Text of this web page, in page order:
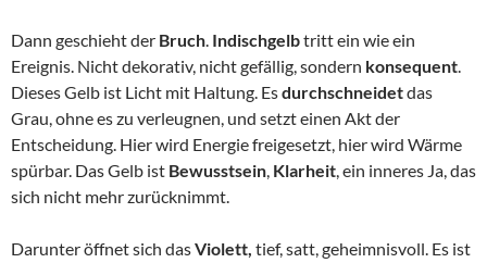
Dann geschieht der Bruch. Indischgelbtritt ein wie ein
Ereignis. Nicht dekorativ, nicht gefällig, sondern konsequent.
Dieses Gelb ist Licht mit Haltung. Esdurchschneidetdas
Grau, ohne es zu verleugnen, und setzt einen Akt der
Entscheidung. Hier wird Energie freigesetzt, hier wird Wärme
spürbar. Das Gelb ist Bewusstsein, Klarheit, ein inneres Ja, das
sich nicht mehr zurücknimmt.
Darunter öffnet sich dasViolett, tief, satt, geheimnisvoll. Es ist